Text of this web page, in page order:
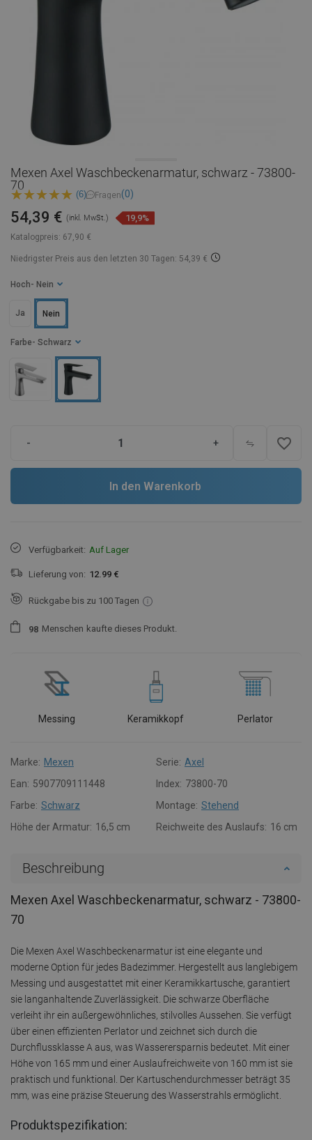
Mexen Axel Waschbeckenarmatur, schwarz - 73800-
70
(6) Fragen(0)
Katalogpreis: 67,90 €
54,39 € (inkl. MwSt.) 19,9%
Niedrigster Preis aus den letzten 30 Tagen: 54,39 €
Farbe - Schwarz
Hoch - Nein
Ja Nein
- + favorite_border
In den Warenkorb
Verfügbarkeit: Auf Lager
Lieferung von: 12.99 €
Rückgabe bis zu 100 Tagen
98 Menschen kaufte dieses Produkt.
Messing Keramikkopf Perlator
Marke: Mexen Serie: Axel
Ean: 5907709111448 Index: 73800-70
Farbe: Schwarz Montage: Stehend
Höhe der Armatur: 16,5 cm Reichweite des Auslaufs: 16 cm
Beschreibung
Mexen Axel Waschbeckenarmatur, schwarz - 73800-
70
Die Mexen Axel Waschbeckenarmatur ist eine elegante und
moderne Option für jedes Badezimmer. Hergestellt aus langlebigem
Messing und ausgestattet mit einer Keramikkartusche, garantiert
sie langanhaltende Zuverlässigkeit. Die schwarze Oberfläche
verleiht ihr ein außergewöhnliches, stilvolles Aussehen. Sie verfügt
über einen effizienten Perlator und zeichnet sich durch die
Durchflussklasse A aus, was Wasserersparnis bedeutet. Mit einer
Höhe von 165 mm und einer Auslaufreichweite von 160 mm ist sie
praktisch und funktional. Der Kartuschendurchmesser beträgt 35
mm, was eine präzise Steuerung des Wasserstrahls ermöglicht.
Produktspezifikation: